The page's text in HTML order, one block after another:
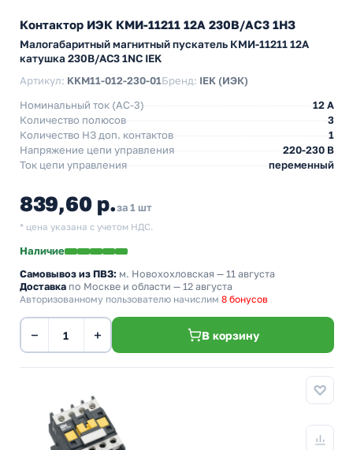
Контактор ИЭК КМИ-11211 12А 230В/АС3 1НЗ
Малогабаритный магнитный пускатель КМИ-11211 12А
катушка 230В/АС3 1NC IEK
Артикул: KKM11-012-230-01Бренд: IEK (ИЭК)
Номинальный ток (АС-3)
12 A
Количество полюсов
3
Количество НЗ доп. контактов
1
Напряжение цепи управления
220-230 В
Ток цепи управления
переменный
839,60 р.за 1 шт
* цена указана с учетом НДС.
Наличие
Самовывоз из ПВЗ: м. Новохохловская — 11 августа
Доставка по Москве и области — 12 августа
Авторизованному пользователю начислим 8 бонусов
− + В корзину